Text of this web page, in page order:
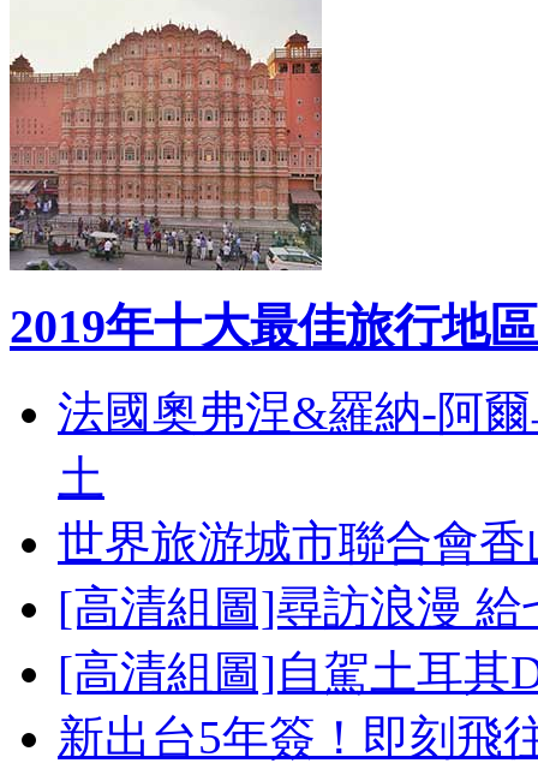
2019年十大最佳旅行地區
法國奧弗涅&羅納-阿
土
世界旅游城市聯合會
[高清組圖]尋訪浪漫
[高清組圖]自駕土耳其
新出台5年簽！即刻飛